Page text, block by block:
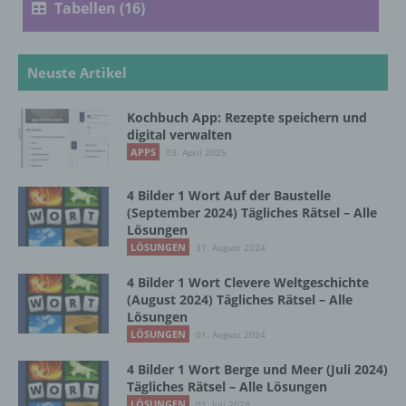
Tabellen (16)
Neuste Artikel
Kochbuch App: Rezepte speichern und
digital verwalten
APPS 03. April 2025
4 Bilder 1 Wort Auf der Baustelle
(September 2024) Tägliches Rätsel – Alle
Lösungen
LÖSUNGEN 31. August 2024
4 Bilder 1 Wort Clevere Weltgeschichte
(August 2024) Tägliches Rätsel – Alle
Lösungen
LÖSUNGEN 01. August 2024
4 Bilder 1 Wort Berge und Meer (Juli 2024)
Tägliches Rätsel – Alle Lösungen
Verarbeitung ist jeder mit oder ohne Hilfe
automatisierter Verfahren ausgeführte
Zusammenhang mit personenbezogenen
die Anpassung oder Veränderung, das
Auslesen, das Abfragen, die Verwendung,
die Offenlegung durch Übermittlung,
Bereitstellung, den Abgleich oder die
Verknüpfung, die Einschränkung, das
Löschen oder die Vernichtung.
d) Einschränkung der Verarbeitung
Einschränkung der Verarbeitung ist die
personenbezogener Daten mit dem Ziel, ihre
künftige Verarbeitung einzuschränken.